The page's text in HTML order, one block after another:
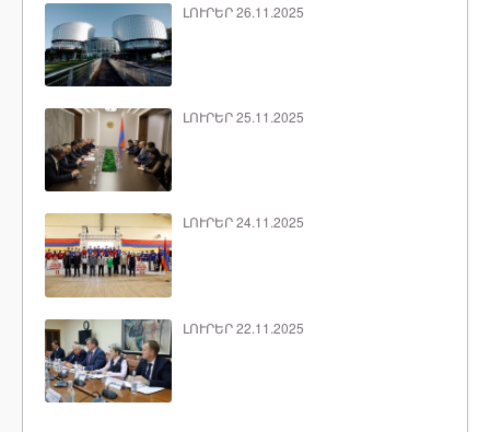
ԼՈՒՐԵՐ 26.11.2025
ԼՈՒՐԵՐ 25.11.2025
ԼՈՒՐԵՐ 24.11.2025
ԼՈՒՐԵՐ 22.11.2025